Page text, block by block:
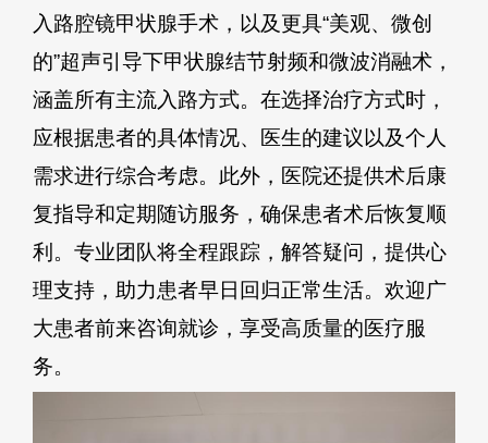
入路腔镜甲状腺手术，以及更具“美观、微创
的”超声引导下甲状腺结节射频和微波消融术，
涵盖所有主流入路方式。在选择治疗方式时，
应根据患者的具体情况、医生的建议以及个人
需求进行综合考虑。此外，医院还提供术后康
复指导和定期随访服务，确保患者术后恢复顺
利。专业团队将全程跟踪，解答疑问，提供心
理支持，助力患者早日回归正常生活。欢迎广
大患者前来咨询就诊，享受高质量的医疗服
务。